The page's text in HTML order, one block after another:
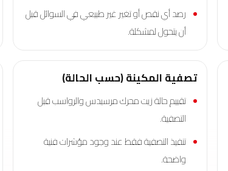
رصد أي نقص أو تغير غير طبيعي في السوائل قبل
أن يتحول لمشكلة.
تصفية المكينة (حسب الحالة)
تقييم حالة زيت محرك مرسيدس والرواسب قبل
التصفية.
تنفيذ التصفية فقط عند وجود مؤشرات فنية
واضحة.